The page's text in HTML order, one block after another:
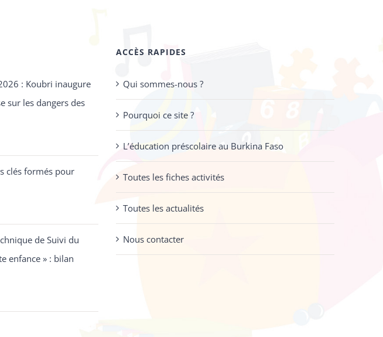
: Koubri inaugure
sur les dangers des
clés formés pour
de Suivi du
enfance » : bilan
ACCÈS RAPIDES
Qui sommes-nous ?
Pourquoi ce site ?
L’éducation préscolaire au Burkina Faso
Toutes les fiches activités
Toutes les actualités
Nous contacter